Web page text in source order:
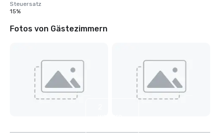
Steuersatz
15%
Fotos von Gästezimmern